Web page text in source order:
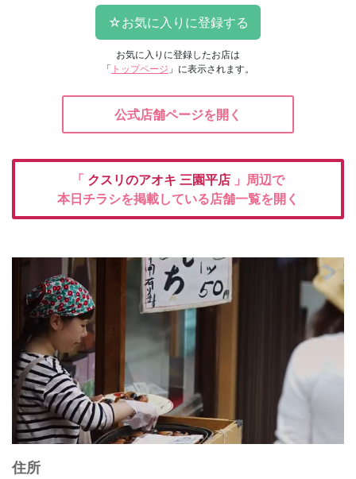
お気に入りに登録したお店は
「 トップページ 」に表示されます。
公式店舗ページを開く
「 クスリのアオキ 三園平店 」周辺で
本日チラシを掲載している店舗一覧を開く
住所